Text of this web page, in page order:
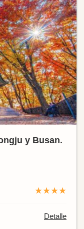
y Busan.
★★★★
Detalle